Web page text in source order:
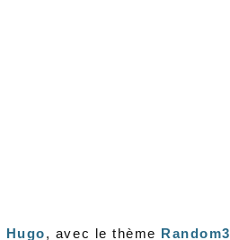
Hugo, avec le thème Random3